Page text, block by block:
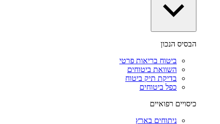
הבסיס הנכון
ביטוח בריאות פרטי
השוואת ביטוחים
בדיקת תיק ביטוח
כפל ביטוחים
כיסויים רפואיים
ניתוחים בארץ